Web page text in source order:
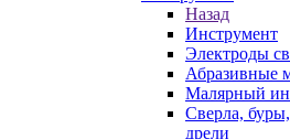
Назад
Инструмент
Электроды
Абразивные
Малярный
Сверла,
дрели